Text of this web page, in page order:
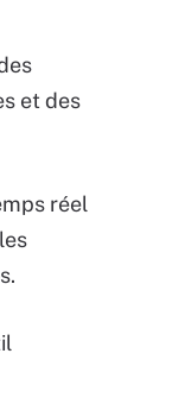
et des
réel